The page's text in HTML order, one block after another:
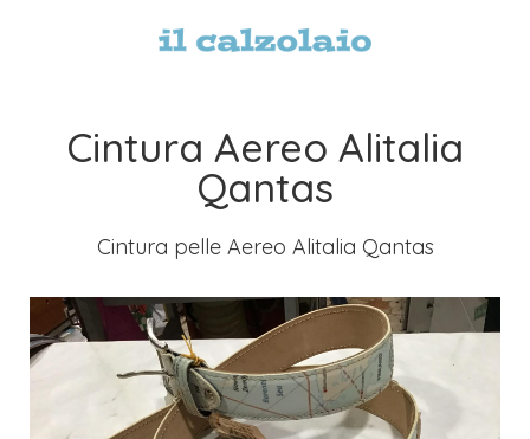
Cintura Aereo Alitalia
Qantas
Cintura pelle Aereo Alitalia Qantas